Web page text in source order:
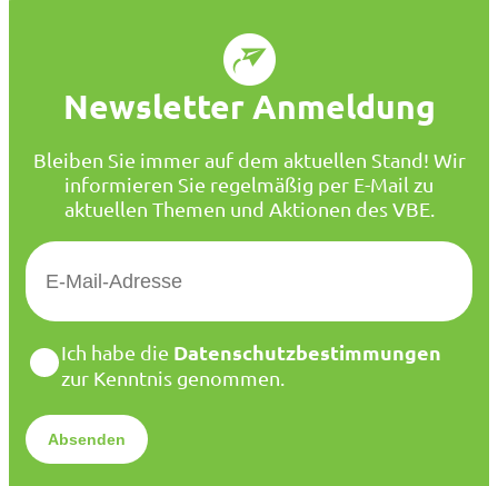
Newsletter Anmeldung
Bleiben Sie immer auf dem aktuellen Stand! Wir
informieren Sie regelmäßig per E-Mail zu
aktuellen Themen und Aktionen des VBE.
E
M
*
D
a
e
n
Ich habe die Datenschutzbestimmungen
zur Kenntnis genommen.